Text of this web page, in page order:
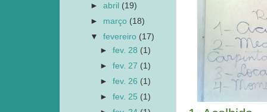
►abril (19)
► março (18)
▼fevereiro (17)
►fev. 28 (1)
►fev. 27 (1)
►fev. 26 (1)
►fev. 25 (1)